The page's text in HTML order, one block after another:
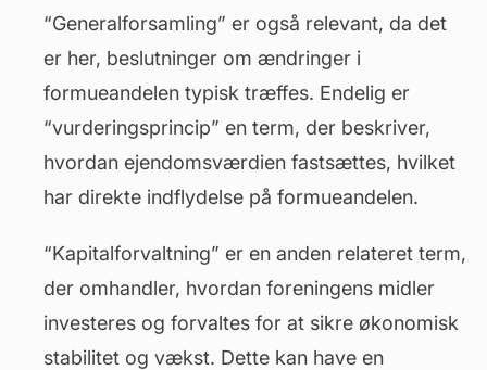
“Generalforsamling” er også relevant, da det
er her, beslutninger om ændringer i
formueandelen typisk træffes. Endelig er
“vurderingsprincip” en term, der beskriver,
hvordan ejendomsværdien fastsættes, hvilket
har direkte indflydelse på formueandelen.
“Kapitalforvaltning” er en anden relateret term,
der omhandler, hvordan foreningens midler
investeres og forvaltes for at sikre økonomisk
stabilitet og vækst. Dette kan have en